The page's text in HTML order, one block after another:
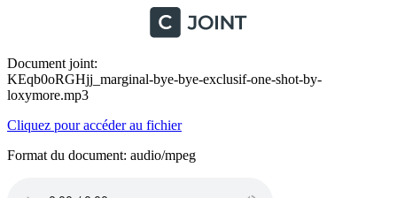
Document joint:
KEqb0oRGHjj_marginal-bye-bye-exclusif-one-shot-by-
loxymore.mp3
Cliquez pour accéder au fichier
Format du document: audio/mpeg